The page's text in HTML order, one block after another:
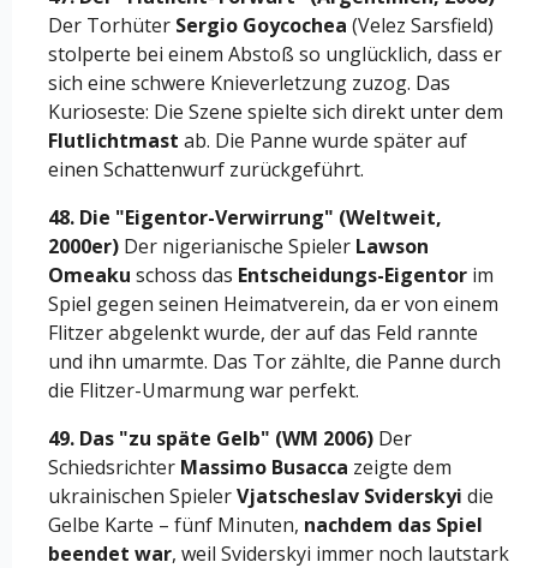
Der Torhüter Sergio Goycochea (Velez Sarsfield)
stolperte bei einem Abstoß so unglücklich, dass er
sich eine schwere Knieverletzung zuzog. Das
Kurioseste: Die Szene spielte sich direkt unter dem
Flutlichtmast ab. Die Panne wurde später auf
einen Schattenwurf zurückgeführt.
48. Die "Eigentor-Verwirrung" (Weltweit,
2000er) Der nigerianische Spieler Lawson
Omeaku schoss das Entscheidungs-Eigentor im
Spiel gegen seinen Heimatverein, da er von einem
Flitzer abgelenkt wurde, der auf das Feld rannte
und ihn umarmte. Das Tor zählte, die Panne durch
die Flitzer-Umarmung war perfekt.
49. Das "zu späte Gelb" (WM 2006) Der
Schiedsrichter Massimo Busacca zeigte dem
ukrainischen SpielerVjatscheslav Sviderskyi die
Gelbe Karte – fünf Minuten, nachdem das Spiel
beendet war, weil Sviderskyi immer noch lautstark